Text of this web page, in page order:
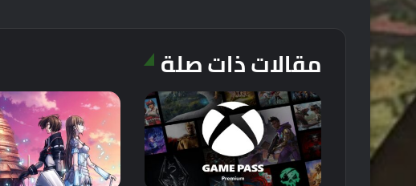
مقالات ذات صلة